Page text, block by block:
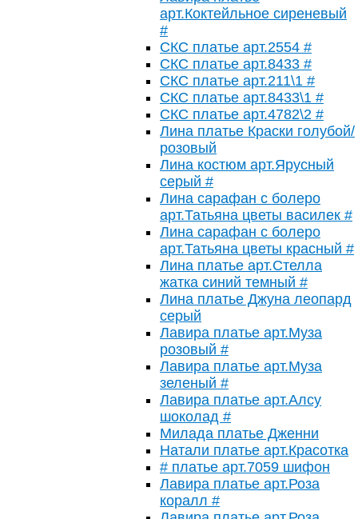
арт.Коктейльное сиреневый
#
СКС платье арт.2554 #
СКС платье арт.8433 #
СКС платье арт.211\1 #
СКС платье арт.8433\1 #
СКС платье арт.4782\2 #
Лина платье Краски голубой/
розовый
Лина костюм арт.Ярусный
серый #
Лина сарафан с болеро
арт.Татьяна цветы василек #
Лина сарафан с болеро
арт.Татьяна цветы красный #
Лина платье арт.Стелла
жатка синий темный #
Лина платье Джуна леопард
серый
Лавира платье арт.Муза
розовый #
Лавира платье арт.Муза
зеленый #
Лавира платье арт.Алсу
шоколад #
Милада платье Дженни
Натали платье арт.Красотка
# платье арт.7059 шифон
Лавира платье арт.Роза
коралл #